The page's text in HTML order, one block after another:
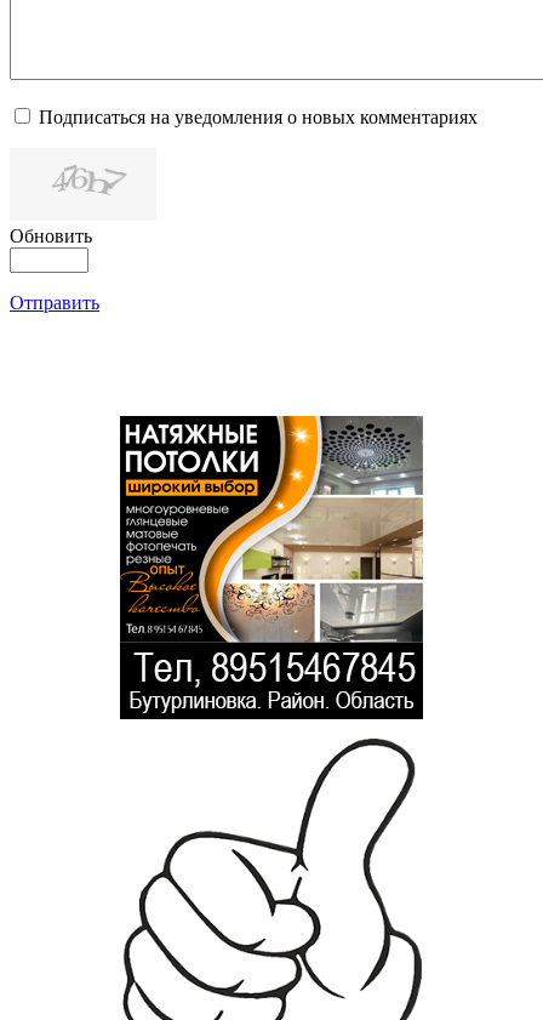
Подписаться на уведомления о новых комментариях
Обновить
Отправить